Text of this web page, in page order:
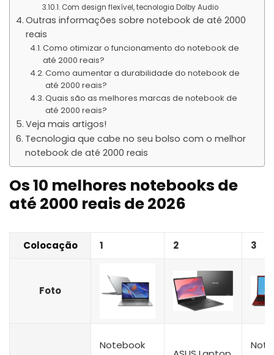
Com design flexível, tecnologia Dolby Audio
Outras informações sobre notebook de até 2000
reais
Como otimizar o funcionamento do notebook de
até 2000 reais?
Como aumentar a durabilidade do notebook de
até 2000 reais?
Quais são as melhores marcas de notebook de
até 2000 reais?
Veja mais artigos!
Tecnologia que cabe no seu bolso com o melhor
notebook de até 2000 reais
Os 10 melhores notebooks de
até 2000 reais de 2026
Colocação 1 2 3
Foto
Notebook